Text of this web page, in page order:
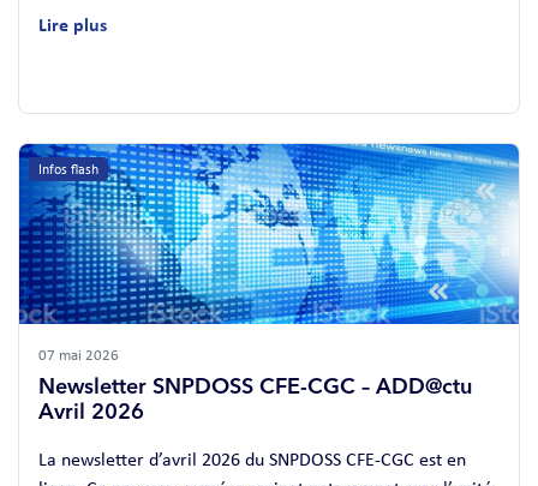
Lire plus
Infos flash
07 mai 2026
Newsletter SNPDOSS CFE-CGC – ADD@ctu
Avril 2026
La newsletter d’avril 2026 du SNPDOSS CFE-CGC est en